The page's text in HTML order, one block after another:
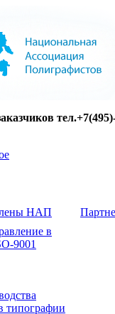
НАП
в
9001
типографии